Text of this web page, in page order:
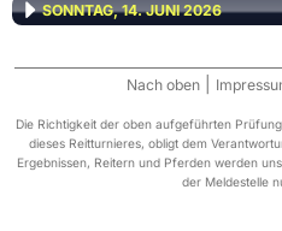
SONNTAG, 14. JUNI 2026
Nach oben
Die Richtigkeit der oben aufgeführten
dieses Reitturnieres, obligt dem
Ergebnissen, Reitern und Pferden werden
der Meldestelle